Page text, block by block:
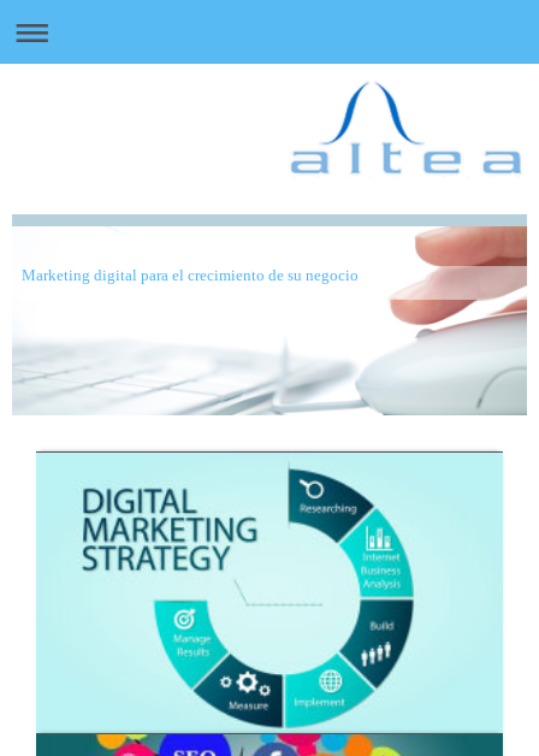
Marketing digital para el crecimiento de su negocio